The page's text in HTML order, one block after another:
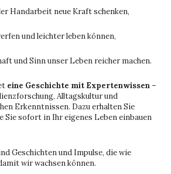
Handarbeit neue Kraft schenken,
und leichter leben können,
und Sinn unser Leben reicher machen.
eine Geschichte mit Expertenwissen–
Alltagskultur und
Erkenntnissen. Dazu erhalten Sie
Sie sofort in Ihr eigenes Leben einbauen
Geschichten und Impulse, die wie
wir wachsen können.